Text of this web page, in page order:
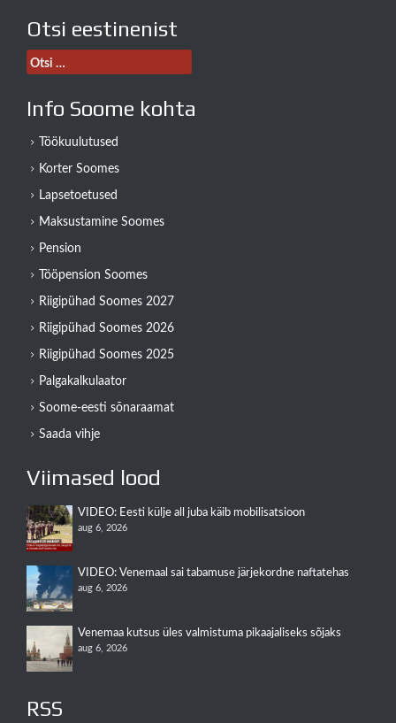
Otsi eestinenist
Otsi:
Info Soome kohta
Töökuulutused
Korter Soomes
Lapsetoetused
Maksustamine Soomes
Pension
Tööpension Soomes
Riigipühad Soomes 2027
Riigipühad Soomes 2026
Riigipühad Soomes 2025
Palgakalkulaator
Soome-eesti sõnaraamat
Saada vihje
Viimased lood
VIDEO: Eesti külje all juba käib mobilisatsioon
aug 6, 2026
VIDEO: Venemaal sai tabamuse järjekordne naftatehas
aug 6, 2026
Venemaa kutsus üles valmistuma pikaajaliseks sõjaks
aug 6, 2026
RSS